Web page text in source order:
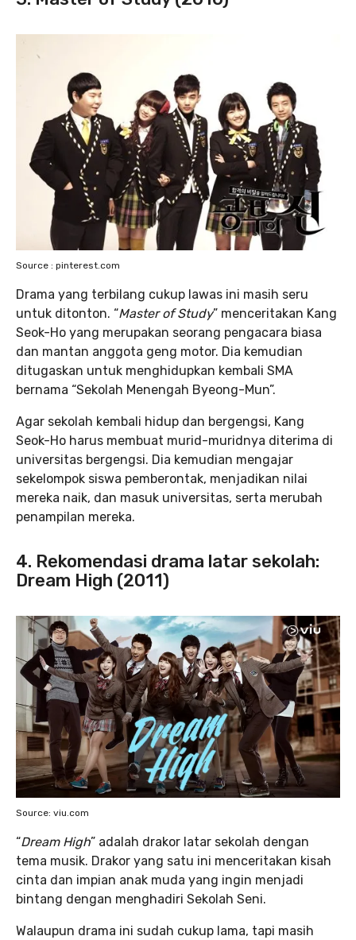
Source : pinterest.com
Drama yang terbilang cukup lawas ini masih seru
untuk ditonton. “Master of Study” menceritakan Kang
Seok-Ho yang merupakan seorang pengacara biasa
dan mantan anggota geng motor. Dia kemudian
ditugaskan untuk menghidupkan kembali SMA
bernama “Sekolah Menengah Byeong-Mun”.
Agar sekolah kembali hidup dan bergengsi, Kang
Seok-Ho harus membuat murid-muridnya diterima di
universitas bergengsi. Dia kemudian mengajar
sekelompok siswa pemberontak, menjadikan nilai
mereka naik, dan masuk universitas, serta merubah
penampilan mereka.
4. Rekomendasi drama latar sekolah:
Dream High (2011)
Source: viu.com
“Dream High” adalah drakor latar sekolah dengan
tema musik. Drakor yang satu ini menceritakan kisah
cinta dan impian anak muda yang ingin menjadi
bintang dengan menghadiri Sekolah Seni.
Walaupun drama ini sudah cukup lama, tapi masih